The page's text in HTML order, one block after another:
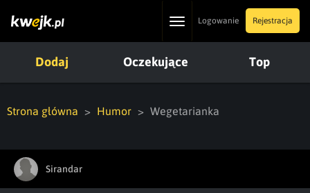
ToggleLogowanie Rejestracja
Dodaj Oczekujące Top
Strona główna Humor Wegetarianka
Sirandar